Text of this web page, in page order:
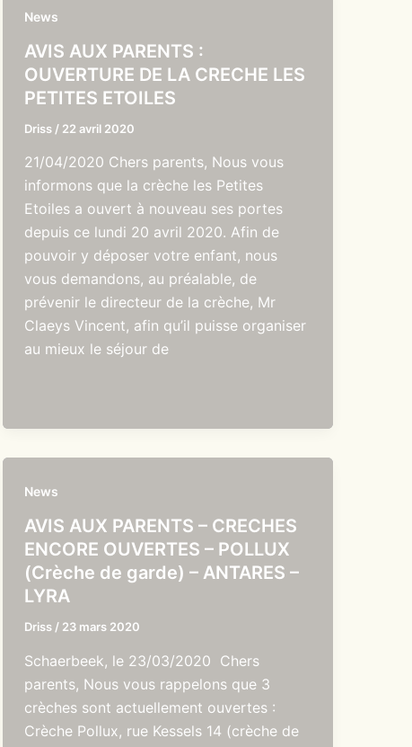
News
AVIS AUX PARENTS :
OUVERTURE DE LA CRECHE LES
PETITES ETOILES
Driss / 22 avril 2020
21/04/2020 Chers parents, Nous vous
informons que la crèche les Petites
Etoiles a ouvert à nouveau ses portes
depuis ce lundi 20 avril 2020. Afin de
pouvoir y déposer votre enfant, nous
vous demandons, au préalable, de
prévenir le directeur de la crèche, Mr
Claeys Vincent, afin qu’il puisse organiser
au mieux le séjour de
News
AVIS AUX PARENTS – CRECHES
ENCORE OUVERTES – POLLUX
(Crèche de garde) – ANTARES –
LYRA
Driss / 23 mars 2020
Schaerbeek, le 23/03/2020 Chers
parents, Nous vous rappelons que 3
crèches sont actuellement ouvertes :
Crèche Pollux, rue Kessels 14 (crèche de